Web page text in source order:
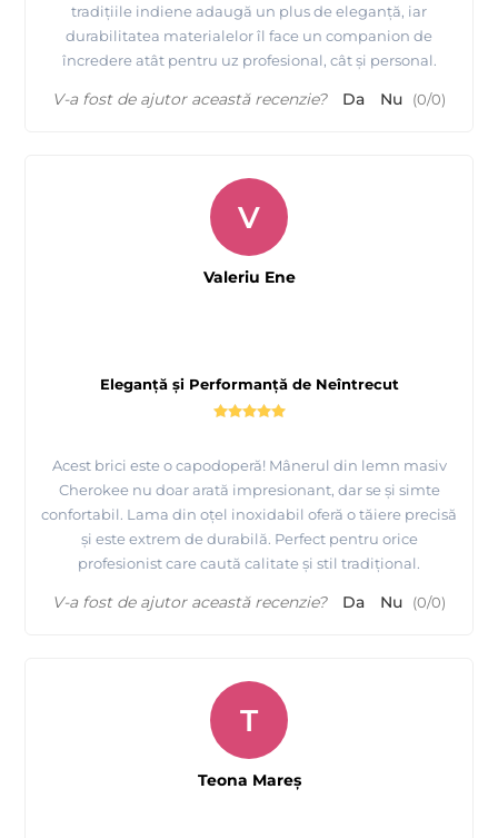
tradițiile indiene adaugă un plus de eleganță, iar
durabilitatea materialelor îl face un companion de
încredere atât pentru uz profesional, cât și personal.
V-a fost de ajutor această recenzie? Da Nu (0/0)
Eleganță și Performanță de Neîntrecut
Acest brici este o capodoperă! Mânerul din lemn masiv
Cherokee nu doar arată impresionant, dar se și simte
confortabil. Lama din oțel inoxidabil oferă o tăiere precisă
și este extrem de durabilă. Perfect pentru orice
profesionist care caută calitate și stil tradițional.
V
Valeriu Ene
V-a fost de ajutor această recenzie? Da Nu (0/0)
T
Teona Mareş